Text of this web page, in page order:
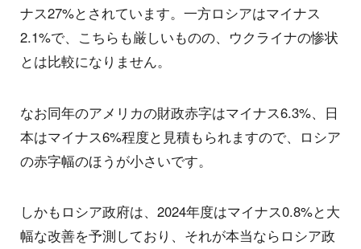
ナス27%とされています。一方ロシアはマイナス
2.1%で、こちらも厳しいものの、ウクライナの惨状
とは比較になりません。
なお同年のアメリカの財政赤字はマイナス6.3%、日
本はマイナス6%程度と見積もられますので、ロシア
の赤字幅のほうが小さいです。
しかもロシア政府は、2024年度はマイナス0.8%と大
幅な改善を予測しており、それが本当ならロシア政